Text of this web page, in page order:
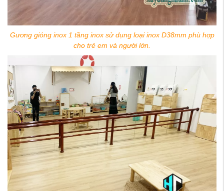
Gương gióng inox 1 tầng inox sử dụng loại inox D38mm phù hợp
cho trẻ em và người lớn.